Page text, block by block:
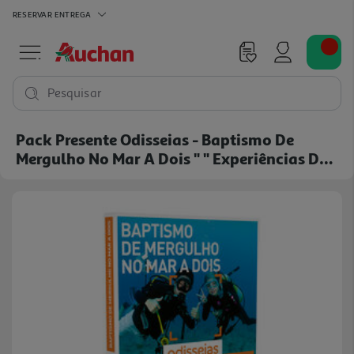
RESERVAR ENTREGA
Pesquisar
Pack Presente Odisseias - Baptismo De
Mergulho No Mar A Dois " " Experiências De